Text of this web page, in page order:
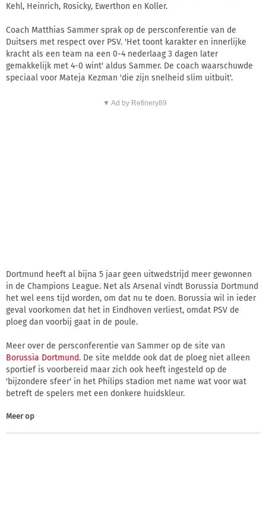
Kehl, Heinrich, Rosicky, Ewerthon en Koller.
Coach Matthias Sammer sprak op de persconferentie van de
Duitsers met respect over PSV. 'Het toont karakter en innerlijke
kracht als een team na een 0-4 nederlaag 3 dagen later
gemakkelijk met 4-0 wint' aldus Sammer. De coach waarschuwde
speciaal voor Mateja Kezman 'die zijn snelheid slim uitbuit'.
▼ Ad by Refinery89
Dortmund heeft al bijna 5 jaar geen uitwedstrijd meer gewonnen
in de Champions League. Net als Arsenal vindt Borussia Dortmund
het wel eens tijd worden, om dat nu te doen. Borussia wil in ieder
geval voorkomen dat het in Eindhoven verliest, omdat PSV de
ploeg dan voorbij gaat in de poule.
Meer over de persconferentie van Sammer op de site van
Borussia Dortmund. De site meldde ook dat de ploeg niet alleen
sportief is voorbereid maar zich ook heeft ingesteld op de
'bijzondere sfeer' in het Philips stadion met name wat voor wat
betreft de spelers met een donkere huidskleur.
Meer op